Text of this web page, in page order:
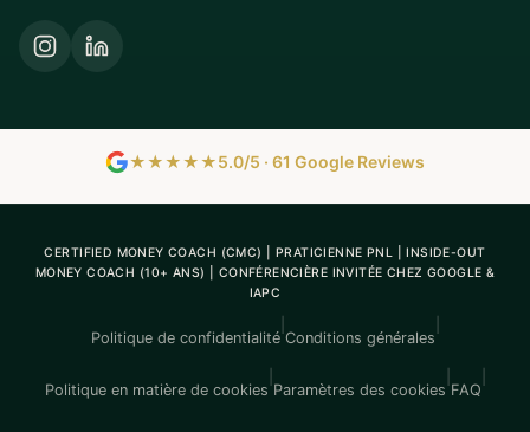
★★★★★5.0/5 · 61 Google Reviews
CERTIFIED MONEY COACH (CMC) | PRATICIENNE PNL | INSIDE-OUT
MONEY COACH (10+ ANS) | CONFÉRENCIÈRE INVITÉE CHEZ GOOGLE &
IAPC
Politique de confidentialité Conditions générales
Politique en matière de cookies Paramètres des cookies FAQ